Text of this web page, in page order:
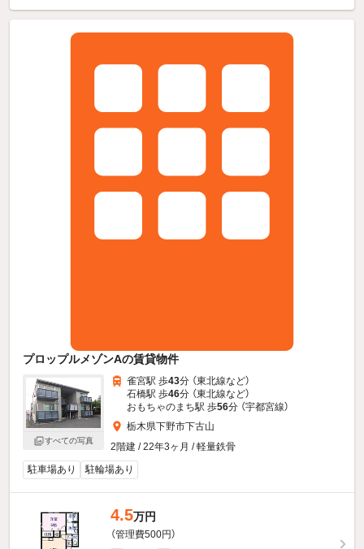
プロップルメゾンAの賃貸物件
すべての写真
雀宮駅 歩43分 （東北線など）
石橋駅 歩46分 （東北線など）
おもちゃのまち駅 歩56分 （宇都宮線）
栃木県下野市下古山
2階建 / 22年3ヶ月 / 軽量鉄骨
駐車場あり
駐輪場あり
4.5万円
（管理費500円）